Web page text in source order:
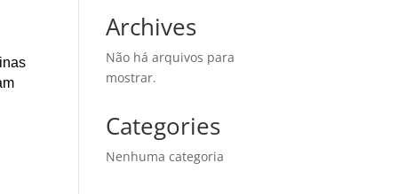
Archives
Não há arquivos para
mostrar.
Categories
Nenhuma categoria